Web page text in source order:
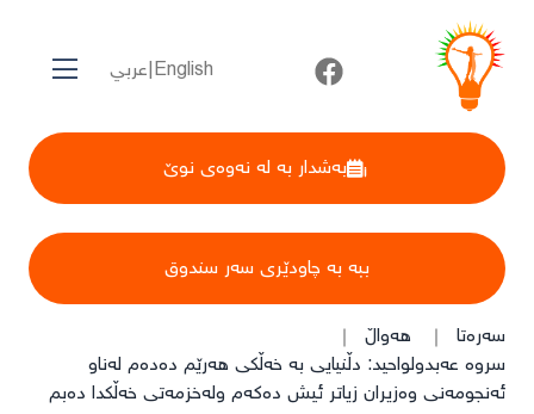
English
|عربي
بەشدار بە لە نەوەی نوێ
ببە بە چاودێری سەر سندوق
سەرەتا
هەواڵ
سروە عەبدولواحید: دڵنیایی بە خەڵکی هەرێم دەدەم لەناو
ئەنجومەنی وەزیران زیاتر ئیش دەکەم ولەخزمەتی خەڵکدا دەبم